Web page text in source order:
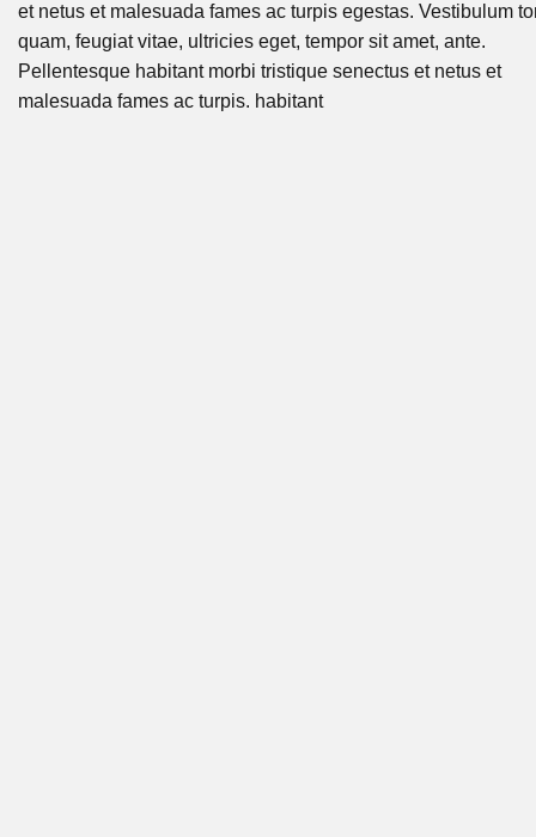
et netus et malesuada fames ac turpis egestas. Vestibulum
quam, feugiat vitae, ultricies eget, tempor sit amet, ante.
Pellentesque habitant morbi tristique senectus et netus et
malesuada fames ac turpis. habitant